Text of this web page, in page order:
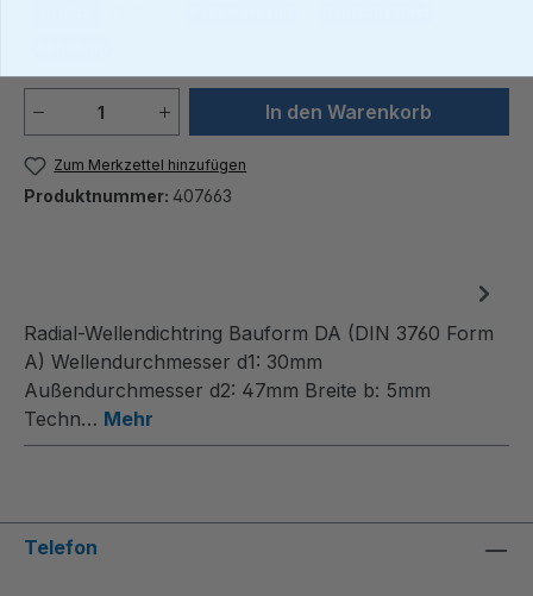
Produkt Anzahl: Gib denIn den Warenkorb
Zum Merkzettel hinzufügen
Produktnummer: 407663
Radial-Wellendichtring Bauform DA (DIN 3760 Form
A) Wellendurchmesser d1: 30mm
Außendurchmesser d2: 47mm Breite b: 5mm
Techn… Mehr
Telefon